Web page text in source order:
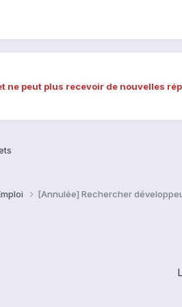
ne peut plus recevoir de nouvelles
[Annulée] Rechercher